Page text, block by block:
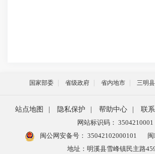
国家部委 省级政府 省内地市 三明
站点地图 隐私保护 帮助中心 联
网站标识码： 3504210001
闽公网安备号： 35042102000101
地址：明溪县雪峰镇民主路